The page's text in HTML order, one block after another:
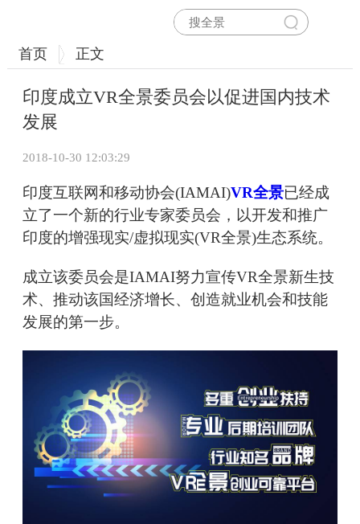
首页 正文
印度成立VR全景委员会以促进国内技术
发展
2018-10-30 12:03:29
印度互联网和移动协会(IAMAI)VR全景已经成
立了一个新的行业专家委员会，以开发和推广
印度的增强现实/虚拟现实(VR全景)生态系统。
成立该委员会是IAMAI努力宣传VR全景新生技
术、推动该国经济增长、创造就业机会和技能
发展的第一步。